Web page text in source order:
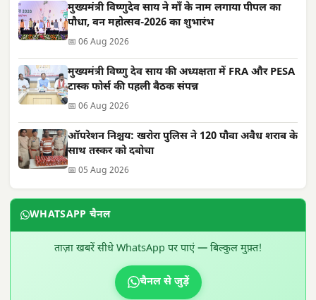
मुख्यमंत्री विष्णुदेव साय ने माँ के नाम लगाया पीपल का
पौधा, वन महोत्सव-2026 का शुभारंभ
📅 06 Aug 2026
मुख्यमंत्री विष्णु देव साय की अध्यक्षता में FRA और PESA
टास्क फोर्स की पहली बैठक संपन्न
📅 06 Aug 2026
ऑपरेशन निश्चय: खरोरा पुलिस ने 120 पौवा अवैध शराब के
साथ तस्कर को दबोचा
📅 05 Aug 2026
WHATSAPP चैनल
ताज़ा खबरें सीधे WhatsApp पर पाएं — बिल्कुल मुफ़्त!
चैनल से जुड़ें